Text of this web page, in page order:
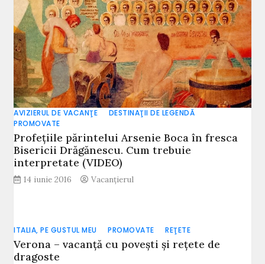
AVIZIERUL DE VACANŢE
DESTINAŢII DE LEGENDĂ
PROMOVATE
Profețiile părintelui Arsenie Boca în fresca
Bisericii Drăgănescu. Cum trebuie
interpretate (VIDEO)
14 iunie 2016 Vacanțierul
ITALIA, PE GUSTUL MEU PROMOVATE REŢETE
Verona – vacanţă cu poveşti şi reţete de
dragoste